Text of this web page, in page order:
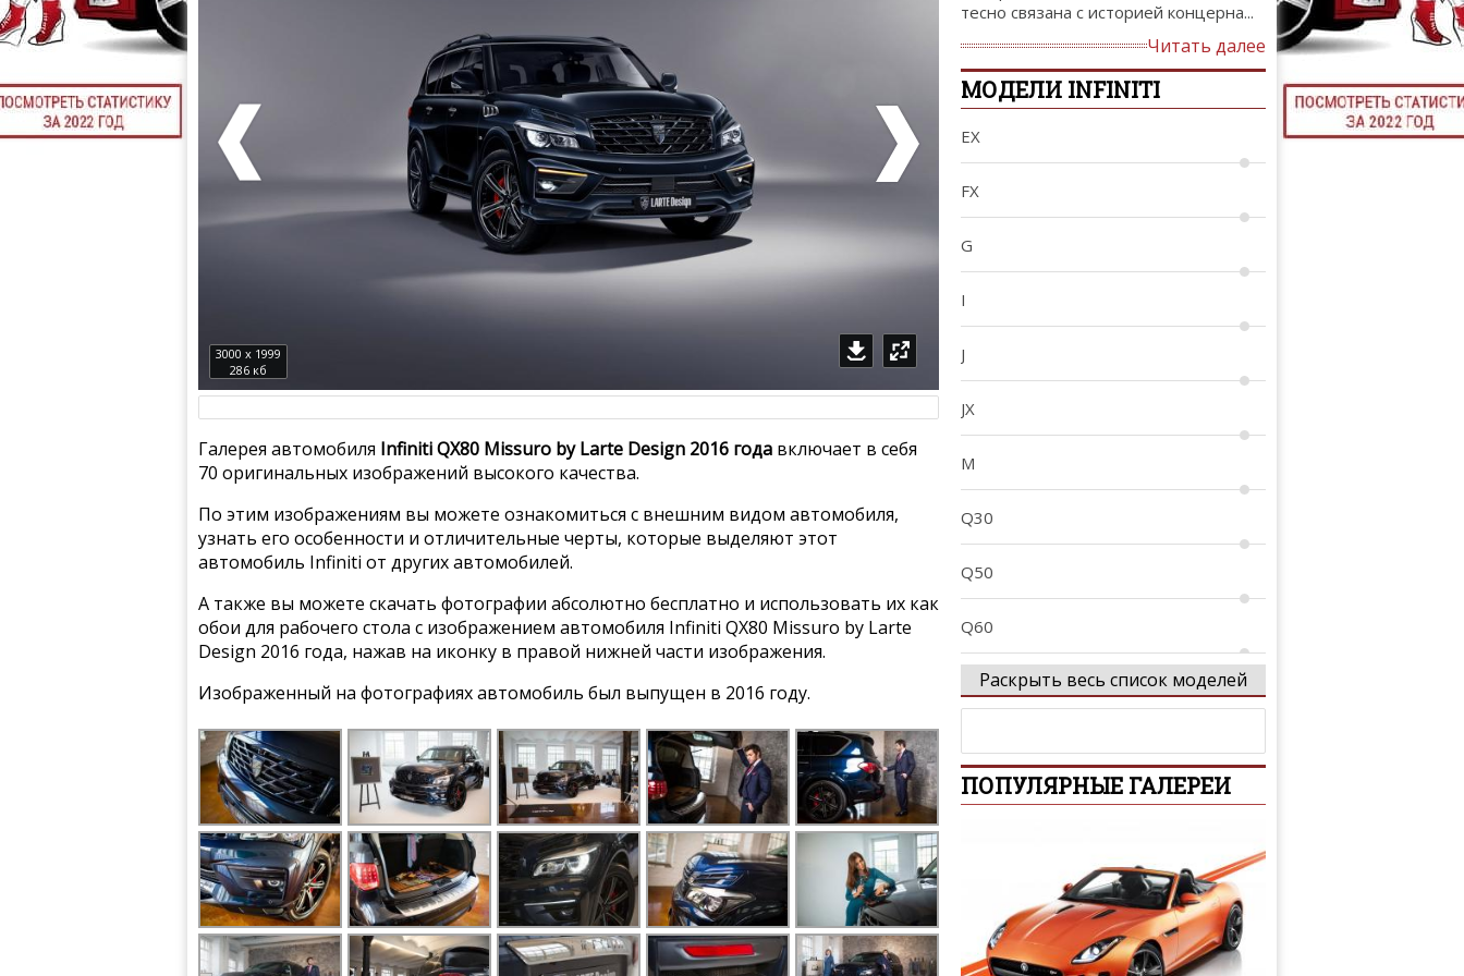
ТЮНИНГ
3000 x 1999
286 кб
Галерея автомобиля Infiniti QX80 Missuro by Larte Design 2016 года включает в себя
70 оригинальных изображений высокого качества.
По этим изображениям вы можете ознакомиться с внешним видом автомобиля,
узнать его особенности и отличительные черты, которые выделяют этот
автомобиль Infiniti от других автомобилей.
А также вы можете скачать фотографии абсолютно бесплатно и использовать их как
обои для рабочего стола с изображением автомобиля Infiniti QX80 Missuro by Larte
Design 2016 года, нажав на иконку в правой нижней части изображения.
Изображенный на фотографиях автомобиль был выпущен в 2016 году.
тесно связана с историей концерна...
Читать далее
МОДЕЛИ INFINITI
EX
FX
G
I
J
JX
M
Q30
Q50
Q60
Q70
QX30
QX60
Раскрыть весь список моделей
ПОПУЛЯРНЫЕ ГАЛЕРЕИ